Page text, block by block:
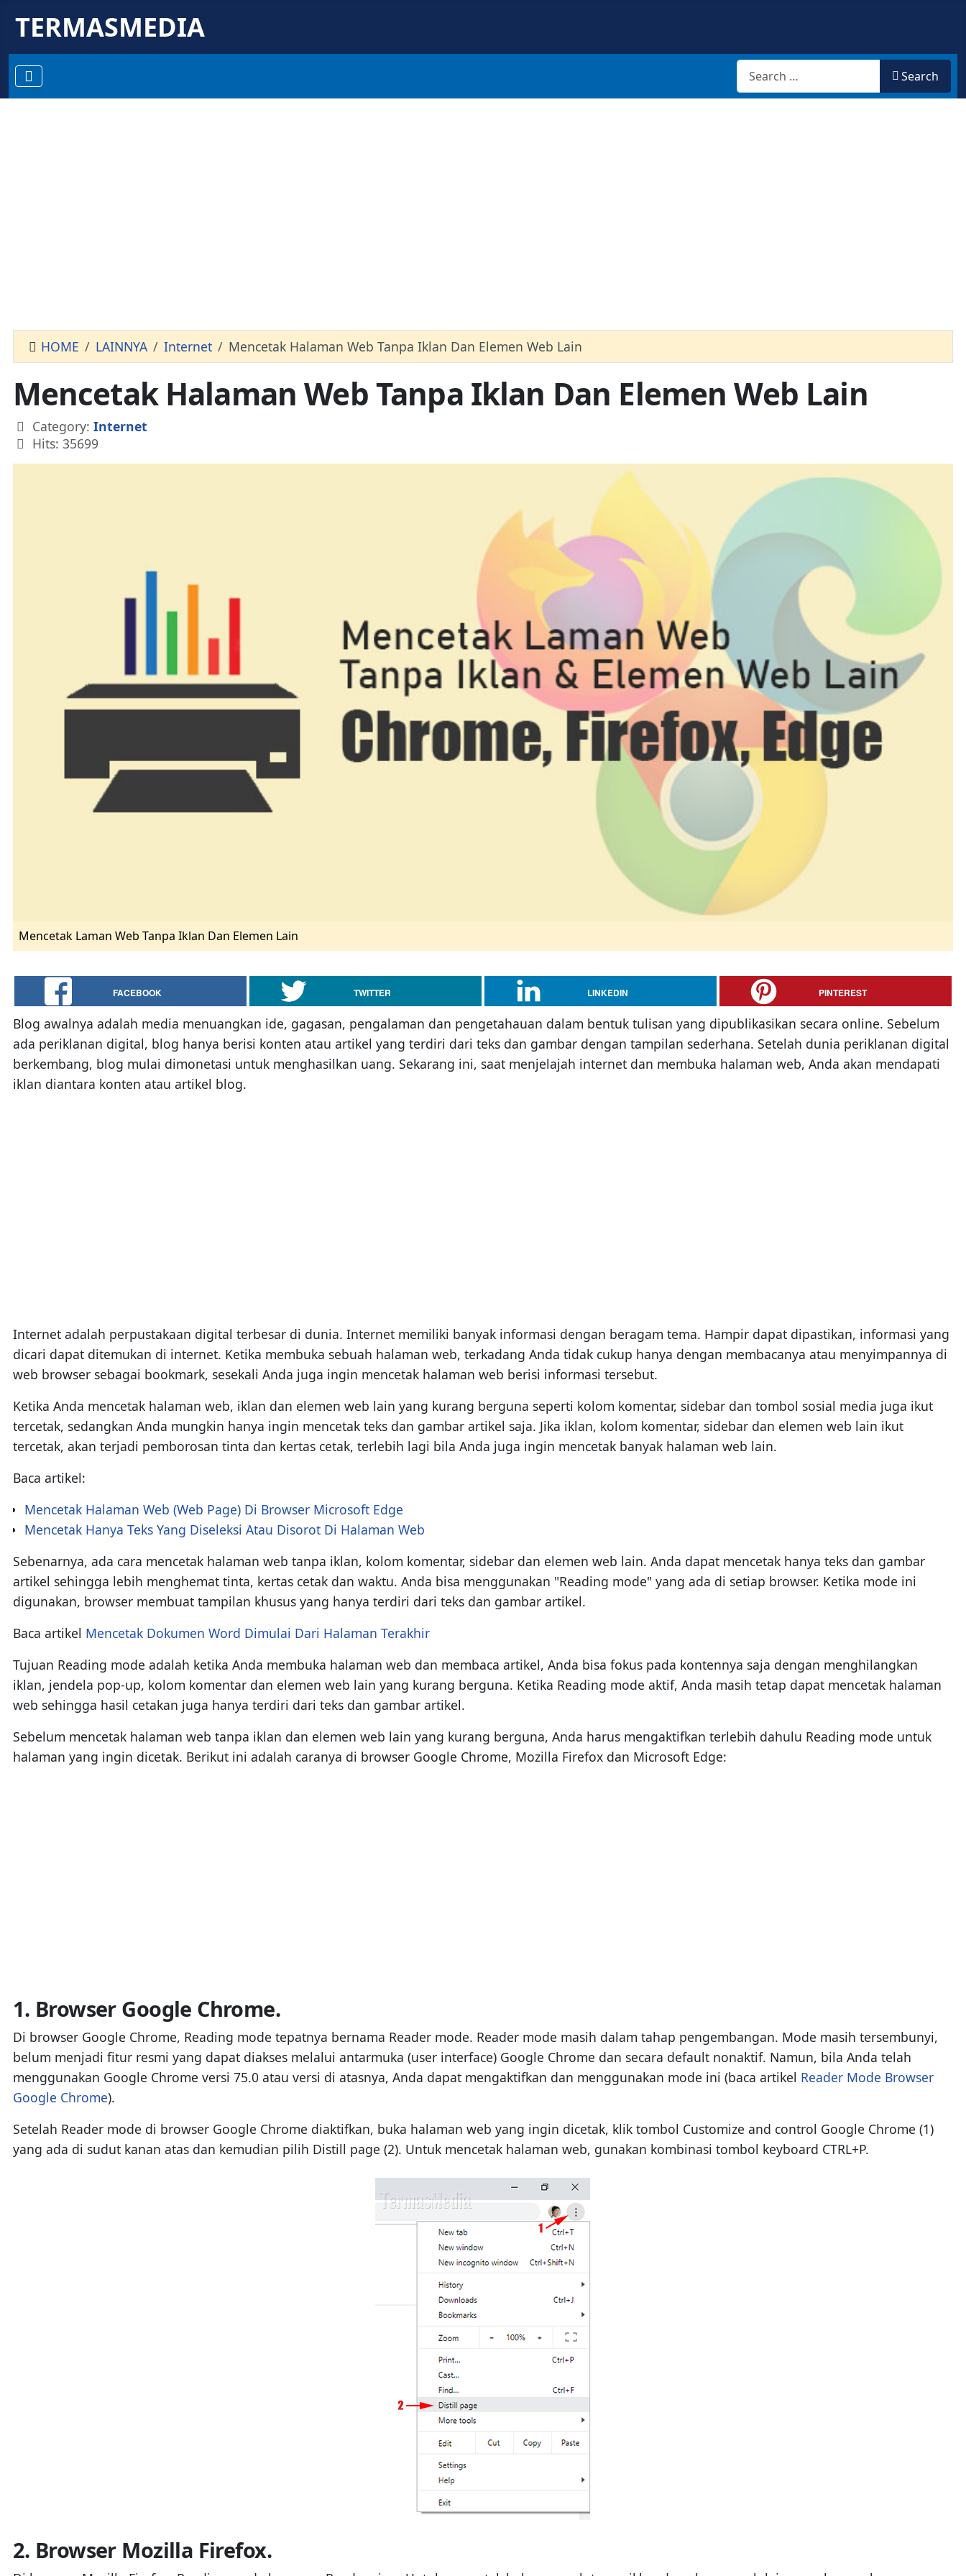
TERMASMEDIA
Search Search
HOME LAINNYA Internet Mencetak Halaman Web Tanpa Iklan Dan Elemen Web Lain
Mencetak Halaman Web Tanpa Iklan Dan Elemen Web Lain
Details
Category: Internet
Hits: 35699
Mencetak Laman Web Tanpa Iklan Dan Elemen Lain
FACEBOOK TWITTER LINKEDIN PINTEREST
Blog awalnya adalah media menuangkan ide, gagasan, pengalaman dan pengetahauan dalam bentuk tulisan yang dipublikasikan secara online. Sebelum
ada periklanan digital, blog hanya berisi konten atau artikel yang terdiri dari teks dan gambar dengan tampilan sederhana. Setelah dunia periklanan digital
berkembang, blog mulai dimonetasi untuk menghasilkan uang. Sekarang ini, saat menjelajah internet dan membuka halaman web, Anda akan mendapati
iklan diantara konten atau artikel blog.
Internet adalah perpustakaan digital terbesar di dunia. Internet memiliki banyak informasi dengan beragam tema. Hampir dapat dipastikan, informasi yang
dicari dapat ditemukan di internet. Ketika membuka sebuah halaman web, terkadang Anda tidak cukup hanya dengan membacanya atau menyimpannya di
web browser sebagai bookmark, sesekali Anda juga ingin mencetak halaman web berisi informasi tersebut.
Ketika Anda mencetak halaman web, iklan dan elemen web lain yang kurang berguna seperti kolom komentar, sidebar dan tombol sosial media juga ikut
tercetak, sedangkan Anda mungkin hanya ingin mencetak teks dan gambar artikel saja. Jika iklan, kolom komentar, sidebar dan elemen web lain ikut
tercetak, akan terjadi pemborosan tinta dan kertas cetak, terlebih lagi bila Anda juga ingin mencetak banyak halaman web lain.
Baca artikel:
Mencetak Halaman Web (Web Page) Di Browser Microsoft Edge
Mencetak Hanya Teks Yang Diseleksi Atau Disorot Di Halaman Web
Sebenarnya, ada cara mencetak halaman web tanpa iklan, kolom komentar, sidebar dan elemen web lain. Anda dapat mencetak hanya teks dan gambar
artikel sehingga lebih menghemat tinta, kertas cetak dan waktu. Anda bisa menggunakan "Reading mode" yang ada di setiap browser. Ketika mode ini
digunakan, browser membuat tampilan khusus yang hanya terdiri dari teks dan gambar artikel.
Baca artikel Mencetak Dokumen Word Dimulai Dari Halaman Terakhir
Tujuan Reading mode adalah ketika Anda membuka halaman web dan membaca artikel, Anda bisa fokus pada kontennya saja dengan menghilangkan
iklan, jendela pop-up, kolom komentar dan elemen web lain yang kurang berguna. Ketika Reading mode aktif, Anda masih tetap dapat mencetak halaman
web sehingga hasil cetakan juga hanya terdiri dari teks dan gambar artikel.
Sebelum mencetak halaman web tanpa iklan dan elemen web lain yang kurang berguna, Anda harus mengaktifkan terlebih dahulu Reading mode untuk
halaman yang ingin dicetak. Berikut ini adalah caranya di browser Google Chrome, Mozilla Firefox dan Microsoft Edge:
1. Browser Google Chrome.
Di browser Google Chrome, Reading mode tepatnya bernama Reader mode. Reader mode masih dalam tahap pengembangan. Mode masih tersembunyi,
belum menjadi fitur resmi yang dapat diakses melalui antarmuka (user interface) Google Chrome dan secara default nonaktif. Namun, bila Anda telah
menggunakan Google Chrome versi 75.0 atau versi di atasnya, Anda dapat mengaktifkan dan menggunakan mode ini (baca artikel Reader Mode Browser
Google Chrome).
Setelah Reader mode di browser Google Chrome diaktifkan, buka halaman web yang ingin dicetak, klik tombol Customize and control Google Chrome (1)
yang ada di sudut kanan atas dan kemudian pilih Distill page (2). Untuk mencetak halaman web, gunakan kombinasi tombol keyboard CTRL+P.
2. Browser Mozilla Firefox.